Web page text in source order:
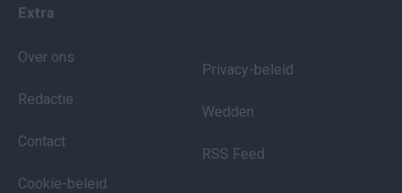
Extra
Over ons
Redactie
Contact
Cookie-beleid
Privacy-beleid
Wedden
RSS Feed